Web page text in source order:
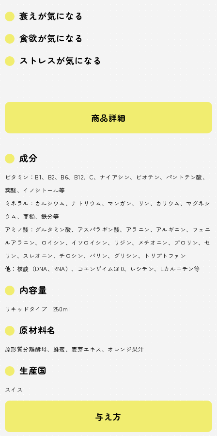
衰えが気になる
食欲が気になる
ストレスが気になる
商品詳細
成分
ビタミン：B1、B2、B6、B12、C、ナイアシン、ビオチン、パントテン酸、
葉酸、イノシトール等
ミネラル：カルシウム、ナトリウム、マンガン、リン、カリウム、マグネシ
ウム、亜鉛、鉄分等
アミノ酸：グルタミン酸、アスパラギン酸、アラニン、アルギニン、フェニ
ルアラニン、ロイシン、イソロイシン、リジン、メチオニン、プロリン、セ
リン、スレオニン、チロシン、バリン、グリシン、トリプトファン
他：核酸（DNA、RNA）、コエンザイムQ10、レシチン、Lカルニチン等
内容量
リキッドタイプ 250ml
原材料名
原形質分離酵母、蜂蜜、麦芽エキス、オレンジ果汁
生産国
スイス
与え方